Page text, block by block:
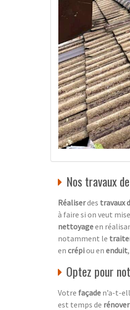
Nos travaux
Réaliserdes travaux
à faire si on veut
nettoyageen
notamment le
en crépiou en enduit
Optez pour
Votre façade n’a-t-
est temps de rénover